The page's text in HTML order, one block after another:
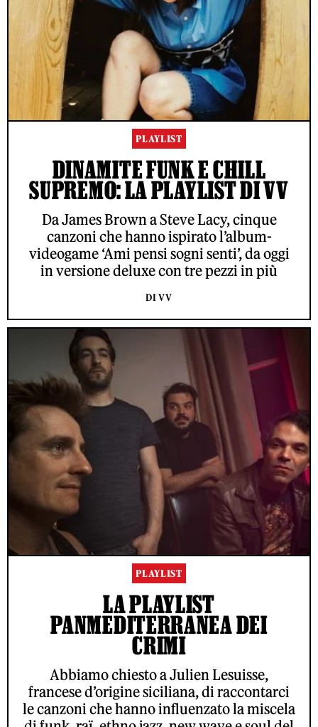
PLAYLIST
DINAMITE FUNK E CHILL
SUPREMO: LA PLAYLIST DI VV
Da James Brown a Steve Lacy, cinque
canzoni che hanno ispirato l’album-
videogame ‘Ami pensi sogni senti’, da oggi
in versione deluxe con tre pezzi in più
DI VV
PLAYLIST
LA PLAYLIST
PANMEDITERRANEA DEI
CRIMI
Abbiamo chiesto a Julien Lesuisse,
francese d’origine siciliana, di raccontarci
le canzoni che hanno influenzato la miscela